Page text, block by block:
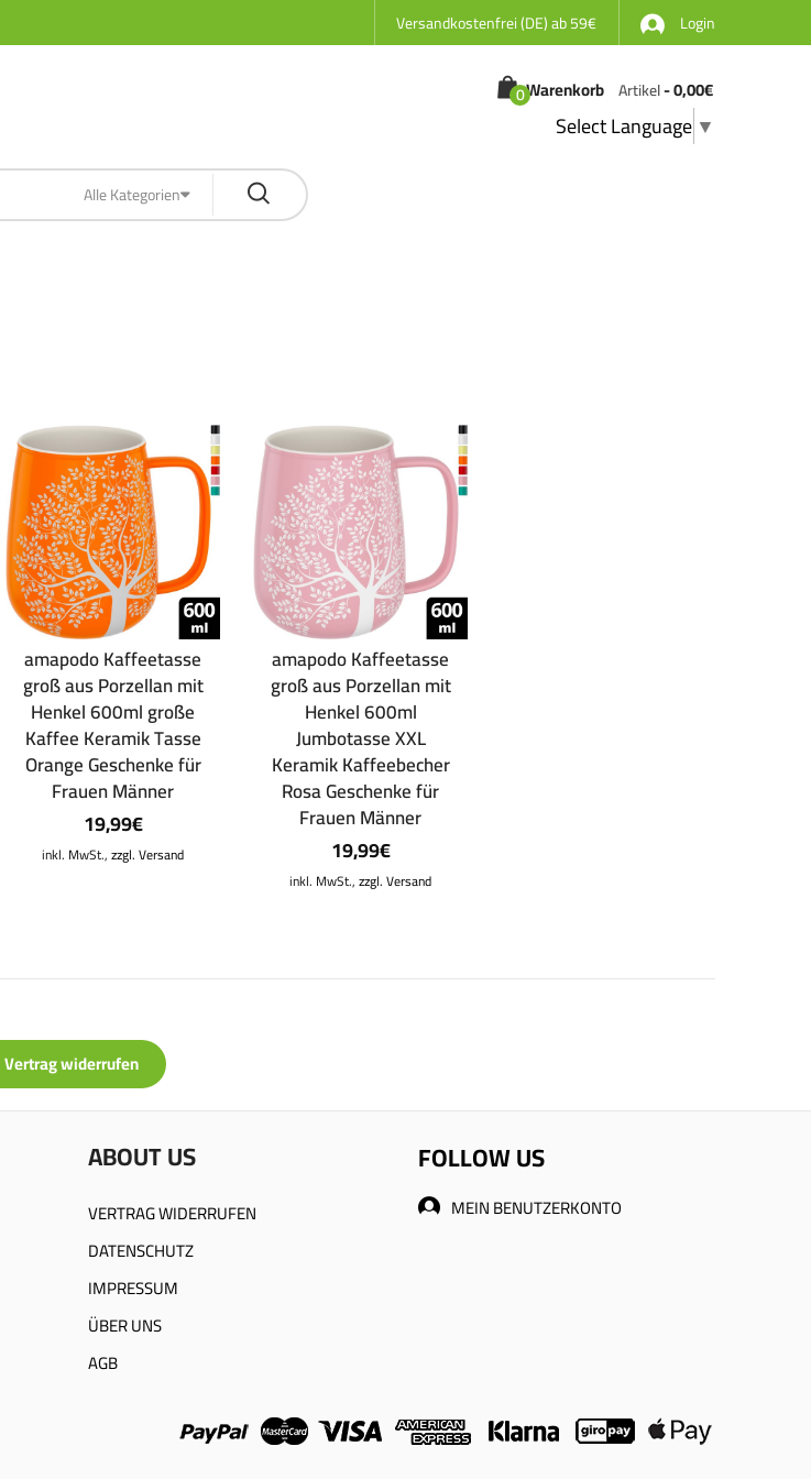
Versandkostenfrei (DE) ab 59€ Login
Warenkorb
0 Artikel-0,00€
Select Language ▼
Alle Kategorien
amapodo Kaffeetasse
groß aus Porzellan mit
Henkel 600ml große
Kaffee Keramik Tasse
Orange Geschenke für
Frauen Männer
19,99€
inkl. MwSt.,zzgl. Versand
amapodo Kaffeetasse
groß aus Porzellan mit
Henkel 600ml
Jumbotasse XXL
Keramik Kaffeebecher
Rosa Geschenke für
Frauen Männer
19,99€
inkl. MwSt.,zzgl. Versand
Vertrag widerrufen
ABOUT US
VERTRAG WIDERRUFEN
DATENSCHUTZ
IMPRESSUM
ÜBER UNS
AGB
FOLLOW US
MEIN BENUTZERKONTO